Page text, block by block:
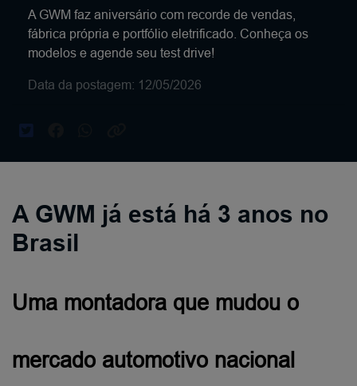
A GWM faz aniversário com recorde de vendas,
fábrica própria e portfólio eletrificado. Conheça os
modelos e agende seu test drive!
Data da postagem: 12/05/2026
A GWM já está há 3 anos no
Brasil
Uma montadora que mudou o
mercado automotivo nacional